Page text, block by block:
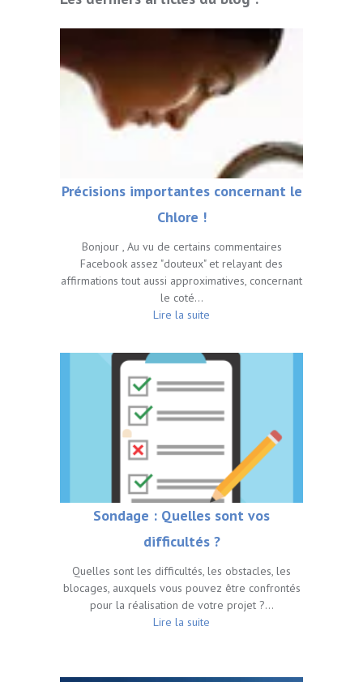
Précisions importantes concernant le
Chlore !
Bonjour , Au vu de certains commentaires
Facebook assez "douteux" et relayant des
affirmations tout aussi approximatives, concernant
le coté…
Lire la suite
Sondage : Quelles sont vos
difficultés ?
Quelles sont les difficultés, les obstacles, les
blocages, auxquels vous pouvez être confrontés
pour la réalisation de votre projet ?…
Lire la suite